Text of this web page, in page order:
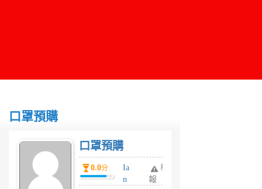
口罩預購
口罩預購
0.0分
Ia
n
舉
報